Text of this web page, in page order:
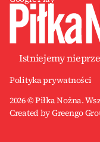
Istniejemy
Polityka prywatności
2026 © Piłka Nożna.
Created by Greengo